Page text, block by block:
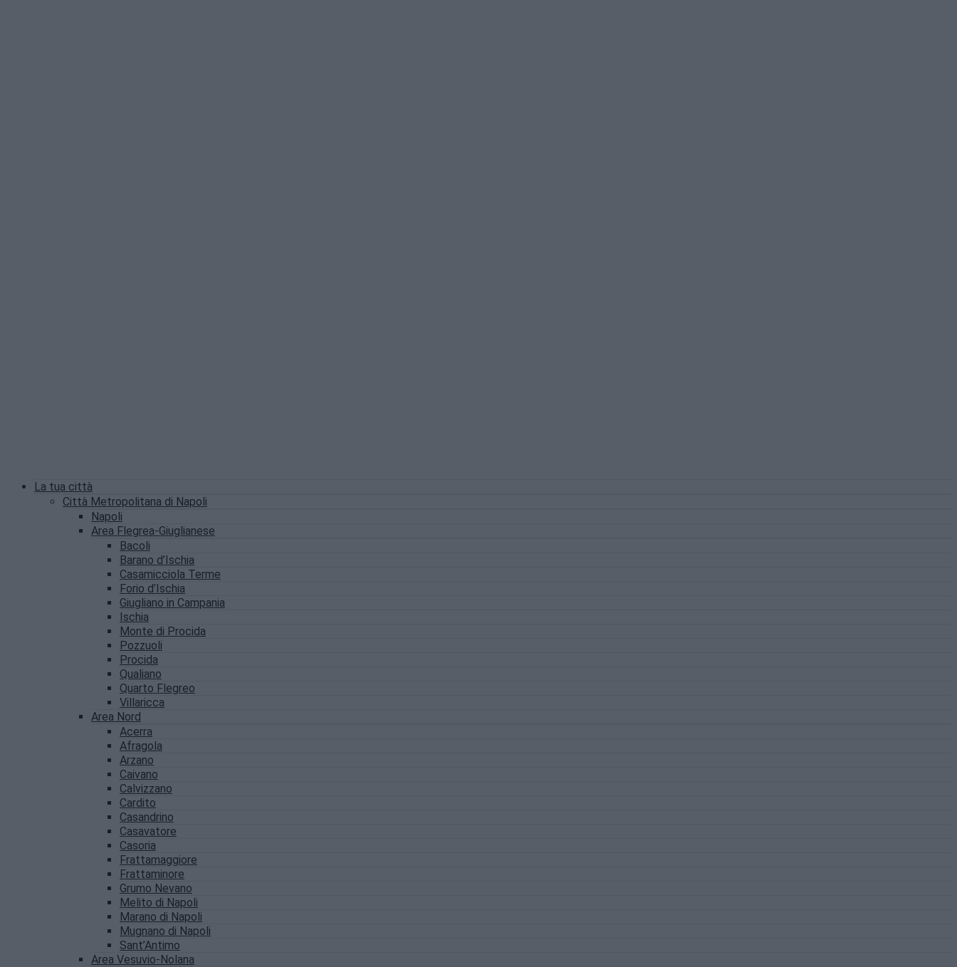
La tua città
Città Metropolitana di Napoli
Napoli
Area Flegrea-Giuglianese
Bacoli
Barano d’Ischia
Casamicciola Terme
Forio d’Ischia
Giugliano in Campania
Ischia
Monte di Procida
Pozzuoli
Procida
Qualiano
Quarto Flegreo
Villaricca
Area Nord
Acerra
Afragola
Arzano
Caivano
Calvizzano
Cardito
Casandrino
Casavatore
Casoria
Frattamaggiore
Frattaminore
Grumo Nevano
Melito di Napoli
Marano di Napoli
Mugnano di Napoli
Sant’Antimo
Area Vesuvio-Nolana